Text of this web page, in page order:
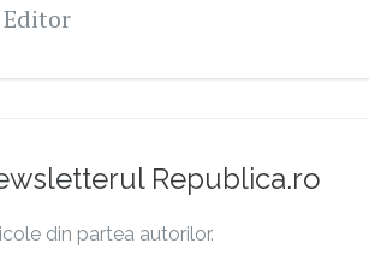
Editor
Republica.ro
din partea autorilor.